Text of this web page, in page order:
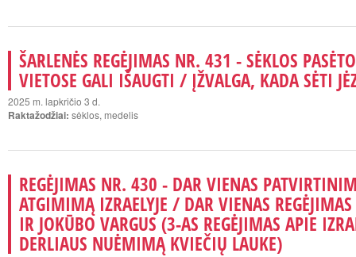
ŠARLENĖS REGĖJIMAS NR. 431 - SĖKLOS
VIETOSE GALI IŠAUGTI / ĮŽVALGA, KADA SĖTI
2025 m. lapkričio 3 d.
Raktažodžiai: sėklos, medelis
REGĖJIMAS NR. 430 - DAR VIENAS
ATGIMIMĄ IZRAELYJE / DAR VIENAS
IR JOKŪBO VARGUS (3-AS REGĖJIMAS APIE
DERLIAUS NUĖMIMĄ KVIEČIŲ LAUKE)